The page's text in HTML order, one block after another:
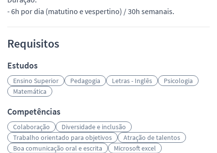
- 6h por dia (matutino e vespertino) / 30h semanais.
Requisitos
Estudos
Ensino Superior Pedagogia Letras - Inglês
Psicologia
Matemática
Competências
Colaboração
Diversidade e inclusão
Trabalho orientado para objetivos
Atração de talentos
Boa comunicação oral e escrita
Microsoft excel